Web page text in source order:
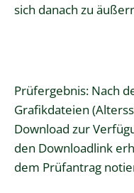
sich danach zu
Prüfergebnis: Nach
Grafikdateien
Download zur
den Downloadlink
dem Prüfantrag